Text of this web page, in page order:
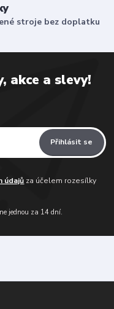
stroje bez doplatku
akce a slevy!
Přihlásit se
údajů za účelem rozesílky
jednou za 14 dní.